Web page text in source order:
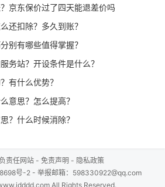
京东保价过了四天能退差价吗
还扣除？多久到账？
别有哪些值得掌握？
务站？开设条件是什么？
有什么优势？
意思？怎么提高？
？什么时候消除？
负责任网站 - 免责声明 - 隐私政策
号-2- 举报邮箱：598330922@qq.com
All Rights Reserved.